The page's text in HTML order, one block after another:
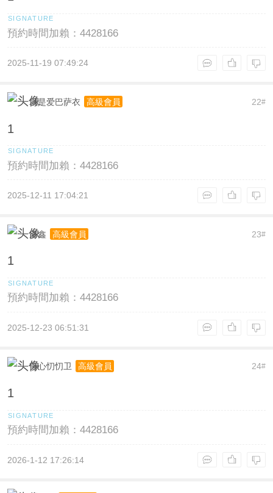
預約時間加賴：4428166
2025-11-19 07:49:24
22#
就是爱巴萨衣 高級會員
1
預約時間加賴：4428166
2025-12-11 17:04:21
23#
彥鑫 高級會員
1
預約時間加賴：4428166
2025-12-23 06:51:31
24#
劳心忉忉卫 高級會員
1
預約時間加賴：4428166
2026-1-12 17:26:14